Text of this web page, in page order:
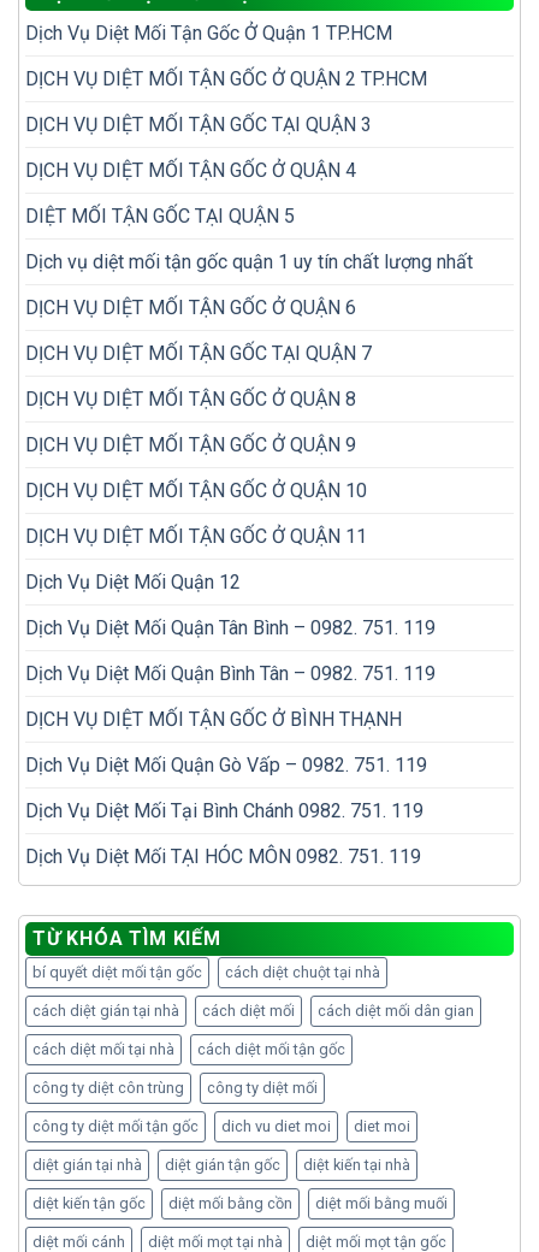
phải
diệt
diệt
nhiều
bị
bỏ
khi
kiểm
mối
nhà
Dịch Vụ Diệt Mối Tận Gốc Ở Quận 1 TP.HCM
DỊCH VỤ DIỆT MỐI TẬN GỐC Ở QUẬN 2 TP.HCM
DỊCH VỤ DIỆT MỐI TẬN GỐC TẠI QUẬN 3
DỊCH VỤ DIỆT MỐI TẬN GỐC Ở QUẬN 4
DIỆT MỐI TẬN GỐC TẠI QUẬN 5
Dịch vụ diệt mối tận gốc quận 1 uy tín chất lượng nhất
DỊCH VỤ DIỆT MỐI TẬN GỐC Ở QUẬN 6
DỊCH VỤ DIỆT MỐI TẬN GỐC TẠI QUẬN 7
DỊCH VỤ DIỆT MỐI TẬN GỐC Ở QUẬN 8
DỊCH VỤ DIỆT MỐI TẬN GỐC Ở QUẬN 9
DỊCH VỤ DIỆT MỐI TẬN GỐC Ở QUẬN 10
DỊCH VỤ DIỆT MỐI TẬN GỐC Ở QUẬN 11
Dịch Vụ Diệt Mối Quận 12
Dịch Vụ Diệt Mối Quận Tân Bình – 0982. 751. 119
Dịch Vụ Diệt Mối Quận Bình Tân – 0982. 751. 119
DỊCH VỤ DIỆT MỐI TẬN GỐC Ở BÌNH THẠNH
Dịch Vụ Diệt Mối Quận Gò Vấp – 0982. 751. 119
Dịch Vụ Diệt Mối Tại Bình Chánh 0982. 751. 119
Dịch Vụ Diệt Mối TẠI HÓC MÔN 0982. 751. 119
TỪ KHÓA TÌM KIẾM
bí quyết diệt mối tận gốc cách diệt chuột tại nhà
cách diệt gián tại nhà cách diệt mối cách diệt mối dân gian
cách diệt mối tại nhà cách diệt mối tận gốc
công ty diệt côn trùng công ty diệt mối
công ty diệt mối tận gốc dich vu diet moi diet moi
diệt gián tại nhà diệt gián tận gốc diệt kiến tại nhà
diệt kiến tận gốc diệt mối bằng cồn diệt mối bằng muối
diệt mối cánh diệt mối mọt tại nhà diệt mối mọt tận gốc